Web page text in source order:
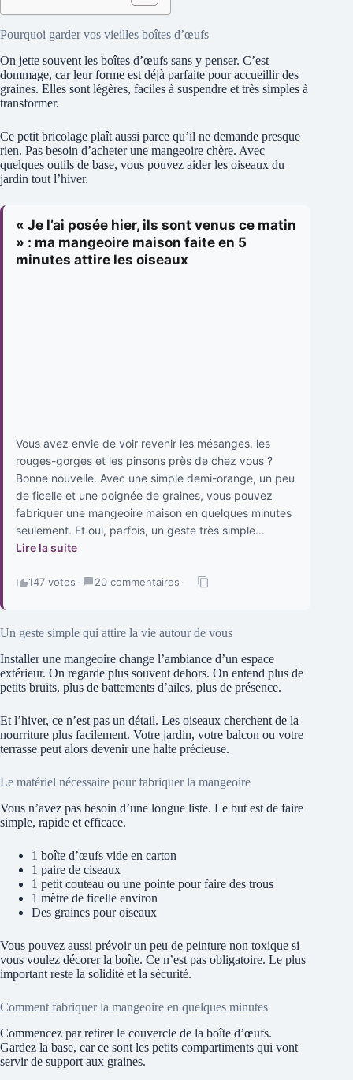
Pourquoi garder vos vieilles boîtes d’œufs
On jette souvent les boîtes d’œufs sans y penser. C’est
dommage, car leur forme est déjà parfaite pour accueillir des
graines. Elles sont légères, faciles à suspendre et très simples à
transformer.
Ce petit bricolage plaît aussi parce qu’il ne demande presque
rien. Pas besoin d’acheter une mangeoire chère. Avec
quelques outils de base, vous pouvez aider les oiseaux du
jardin tout l’hiver.
« Je l’ai posée hier, ils sont venus ce matin
» : ma mangeoire maison faite en 5
minutes attire les oiseaux
Vous avez envie de voir revenir les mésanges, les
rouges-gorges et les pinsons près de chez vous ?
Bonne nouvelle. Avec une simple demi-orange, un peu
de ficelle et une poignée de graines, vous pouvez
fabriquer une mangeoire maison en quelques minutes
seulement. Et oui, parfois, un geste très simple...
Lire la suite
147 votes · 20 commentaires ·
Un geste simple qui attire la vie autour de vous
Installer une mangeoire change l’ambiance d’un espace
extérieur. On regarde plus souvent dehors. On entend plus de
petits bruits, plus de battements d’ailes, plus de présence.
Et l’hiver, ce n’est pas un détail. Les oiseaux cherchent de la
nourriture plus facilement. Votre jardin, votre balcon ou votre
terrasse peut alors devenir une halte précieuse.
Le matériel nécessaire pour fabriquer la mangeoire
Vous n’avez pas besoin d’une longue liste. Le but est de faire
simple, rapide et efficace.
1 boîte d’œufs vide en carton
1 paire de ciseaux
1 petit couteau ou une pointe pour faire des trous
1 mètre de ficelle environ
Des graines pour oiseaux
Vous pouvez aussi prévoir un peu de peinture non toxique si
vous voulez décorer la boîte. Ce n’est pas obligatoire. Le plus
important reste la solidité et la sécurité.
Comment fabriquer la mangeoire en quelques minutes
Commencez par retirer le couvercle de la boîte d’œufs.
Gardez la base, car ce sont les petits compartiments qui vont
servir de support aux graines.